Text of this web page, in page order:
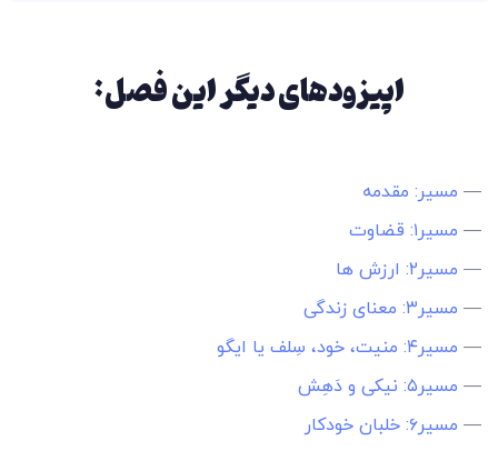
اپیزودهای دیگر این فصل:
— مسیر: مقدمه
— مسیر۱: قضاوت
— مسیر۲: ارزش ها
— مسیر۳: معنای زندگی
— مسیر۴: منیت، خود، سِلف یا ایگو
— مسیر۵: نیکی و دَهِش
— مسیر۶: خلبان خودکار